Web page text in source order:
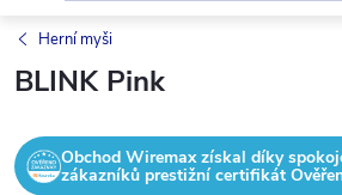
Herní myši
BLINK Pink
Obchod Wiremax získal díky
zákazníků prestižní certifikát